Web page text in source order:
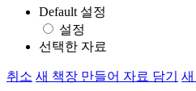
Default 설정
설정
선택한 자료
취소 새 책장 만들어 자료 담기